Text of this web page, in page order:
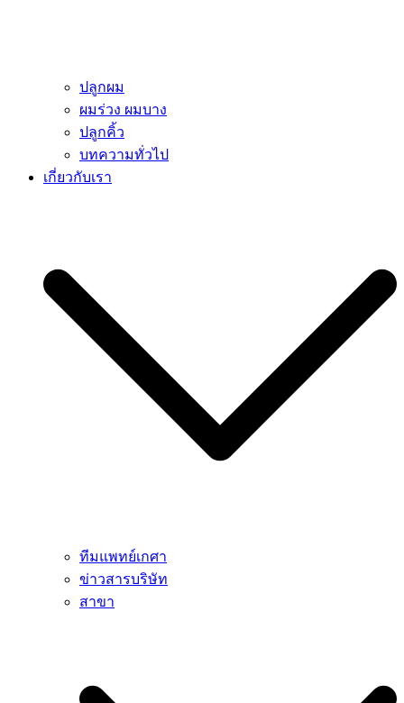
ปลูกผม
ผมร่วง ผมบาง
ปลูกคิ้ว
บทความทั่วไป
เกี่ยวกับเรา
ทีมแพทย์เกศา
ข่าวสารบริษัท
สาขา